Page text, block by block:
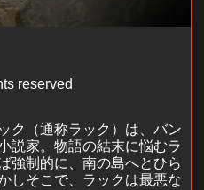
reserved
ク（通称ラック）は、バン
説家。物語の結末に悩むラ
強制的に、南の島へとひら
しそこで、ラックは最悪な